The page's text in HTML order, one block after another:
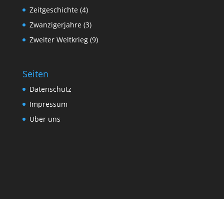
Zeitgeschichte(4)
Zwanzigerjahre(3)
Zweiter Weltkrieg(9)
Seiten
Datenschutz
Impressum
Über uns